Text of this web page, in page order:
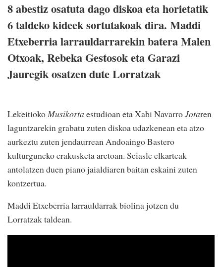
8 abestiz osatuta dago diskoa eta horietatik
6 taldeko kideek sortutakoak dira. Maddi
Etxeberria larrauldarrarekin batera Malen
Otxoak, Rebeka Gestosok eta Garazi
Jauregik osatzen dute Lorratzak
Lekeitioko Musikorta estudioan eta Xabi NavarroJotaren
laguntzarekin grabatu zuten diskoa udazkenean eta atzo
aurkeztu zuten jendaurrean Andoaingo Bastero
kulturguneko erakusketa aretoan. Seiasle elkarteak
antolatzen duen piano jaialdiaren baitan eskaini zuten
kontzertua.
Maddi Etxeberria larrauldarrak biolina jotzen du
Lorratzak taldean.